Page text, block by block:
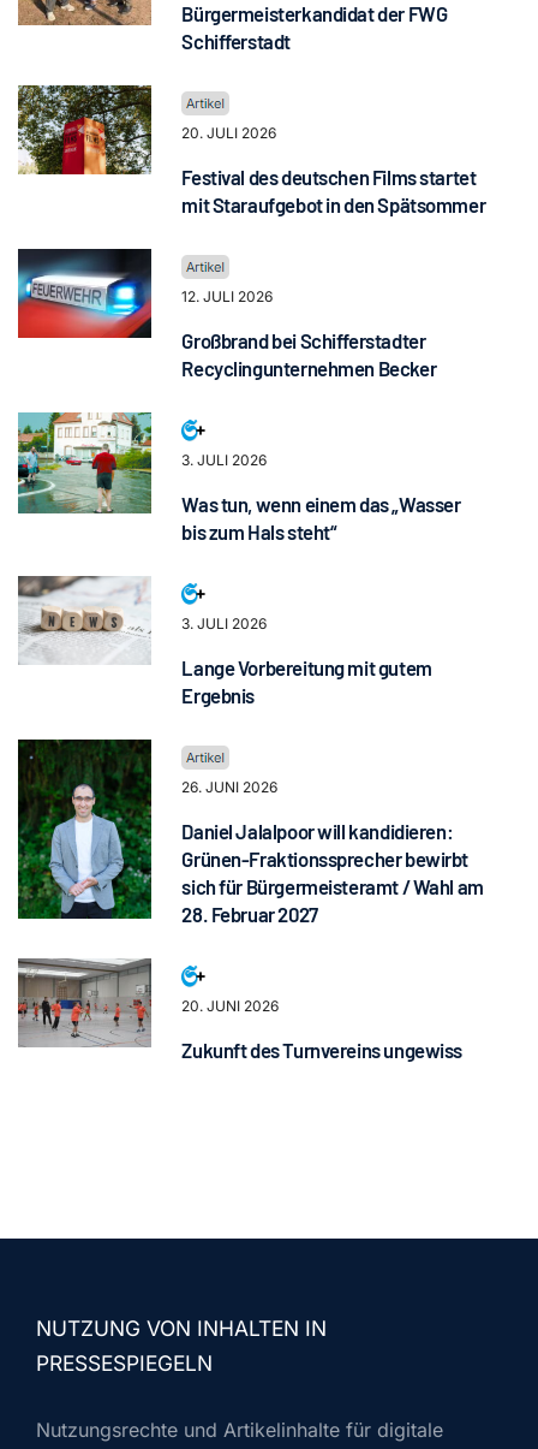
Bürgermeisterkandidat der FWG
Schifferstadt
20. JULI 2026
Festival des deutschen Films startet
mit Staraufgebot in den Spätsommer
12. JULI 2026
Großbrand bei Schifferstadter
Recyclingunternehmen Becker
3. JULI 2026
Was tun, wenn einem das „Wasser
bis zum Hals steht“
3. JULI 2026
Lange Vorbereitung mit gutem
Ergebnis
26. JUNI 2026
Daniel Jalalpoor will kandidieren:
Grünen-Fraktionssprecher bewirbt
sich für Bürgermeisteramt / Wahl am
28. Februar 2027
20. JUNI 2026
Zukunft des Turnvereins ungewiss
NUTZUNG VON INHALTEN IN
PRESSESPIEGELN
Nutzungsrechte und Artikelinhalte für digitale